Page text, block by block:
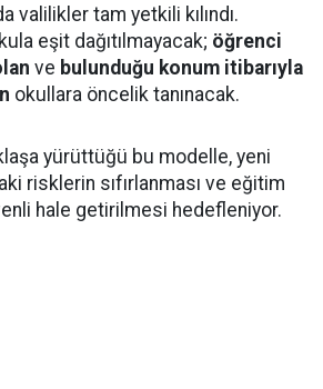
valilikler tam yetkili kılındı.
eşit dağıtılmayacak; öğrenci
ve bulunduğu konum itibarıyla
okullara öncelik tanınacak.
yürüttüğü bu modelle, yeni
risklerin sıfırlanması ve eğitim
hale getirilmesi hedefleniyor.